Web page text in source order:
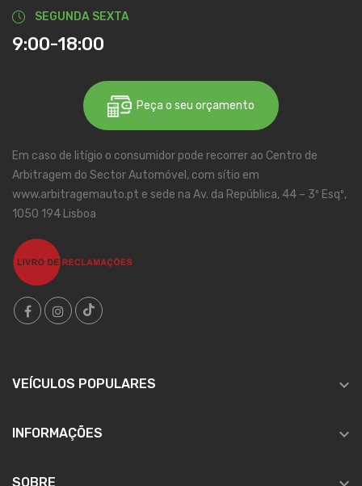
SEGUNDA SEXTA
9:00-18:00
Peça o seu orçamento
Em caso de litígio o consumidor pode recorrer ao Centro de
Arbitragem do Sector Automóvel, com sítio em
www.arbitragemauto.pt e sede na Av. da República, 44 – 3º Esqº,
1050 194 Lisboa
VEÍCULOS POPULARES 
INFORMAÇÕES 
SOBRE